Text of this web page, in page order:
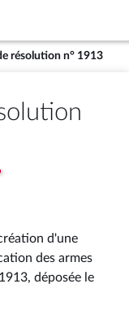
résolution n° 1913
d'une
des armes
, déposée le